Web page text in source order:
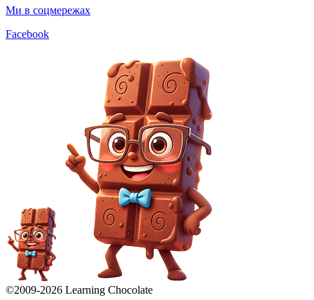
Ми в соцмережах
Facebook
©2009-2026 Learning Chocolate